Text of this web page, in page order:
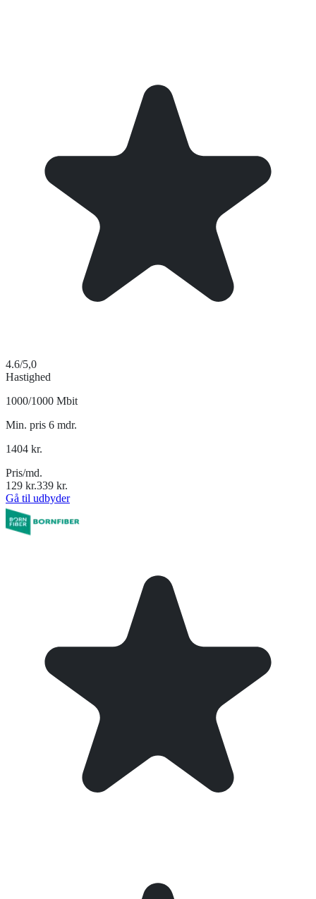
4.6/5,0
Hastighed
1000/1000 Mbit
Min. pris 6 mdr.
1404 kr.
Pris/md.
129 kr.339 kr.
Gå til udbyder